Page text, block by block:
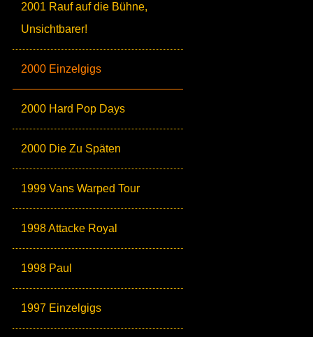
2001 Rauf auf die Bühne,
Unsichtbarer!
2000 Einzelgigs
2000 Hard Pop Days
2000 Die Zu Späten
1999 Vans Warped Tour
1998 Attacke Royal
1998 Paul
1997 Einzelgigs